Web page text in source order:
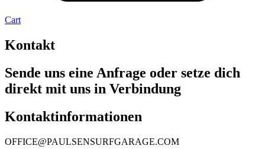
Cart
Kontakt
Sende uns eine Anfrage oder setze dich
direkt mit uns in Verbindung
Kontaktinformationen
OFFICE@PAULSENSURFGARAGE.COM